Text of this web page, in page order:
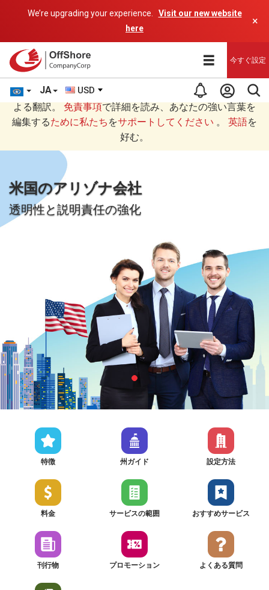
We’re upgrading your experience.
Visit our new website
here
×
JA USD
今すぐ設定
あなたは日本語 (にほんご)で読んでいますAIプログラムに
よる翻訳。 免責事項で詳細を読み、あなたの強い言葉を
編集するために私たち をサポートしてください 。 英語を
好む。
米国のアリゾナ会社
透明性と説明責任の強化
特徴 州ガイド 設定方法
料金 サービスの範囲 おすすめサービス
刊行物 プロモーション よくある質問